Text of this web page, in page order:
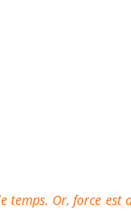
temps. Or, force est